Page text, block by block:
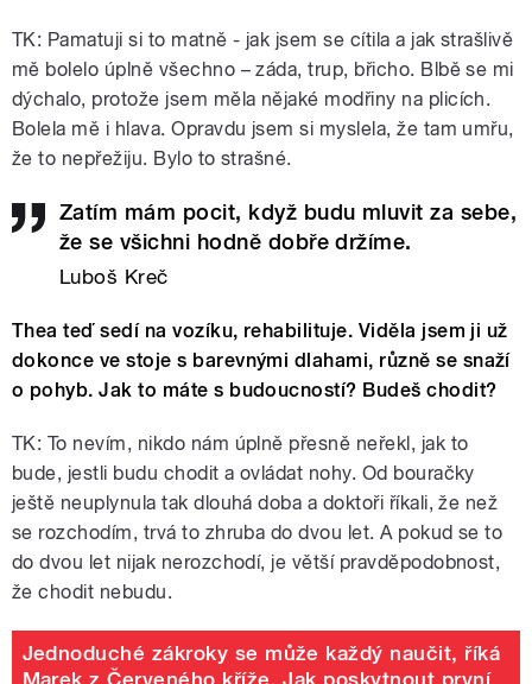
TK: Pamatuji si to matně - jak jsem se cítila a jak strašlivě
mě bolelo úplně všechno – záda, trup, břicho. Blbě se mi
dýchalo, protože jsem měla nějaké modřiny na plicích.
Bolela mě i hlava. Opravdu jsem si myslela, že tam umřu,
že to nepřežiju. Bylo to strašné.
Zatím mám pocit, když budu mluvit za sebe,
že se všichni hodně dobře držíme.
Luboš Kreč
Thea teď sedí na vozíku, rehabilituje. Viděla jsem ji už
dokonce ve stoje s barevnými dlahami, různě se snaží
o pohyb. Jak to máte s budoucností? Budeš chodit?
TK: To nevím, nikdo nám úplně přesně neřekl, jak to
bude, jestli budu chodit a ovládat nohy. Od bouračky
ještě neuplynula tak dlouhá doba a doktoři říkali, že než
se rozchodím, trvá to zhruba do dvou let. A pokud se to
do dvou let nijak nerozchodí, je větší pravděpodobnost,
že chodit nebudu.
Jednoduché zákroky se může každý naučit, říká